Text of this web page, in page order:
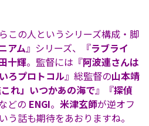
この人というシリーズ構成・脚
アム』シリーズ、『ラブライ
十輝。監督には『阿波連さんは
ろプロトコル』総監督の山本靖
これ」いつかあの海で』『探偵
どの ENGI。 米津玄師が逆オフ
う話も期待をあおりますね。